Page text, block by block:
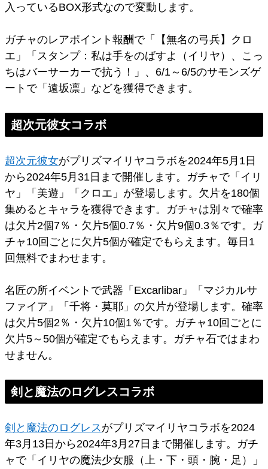
入っているBOX形式なので変動します。
ガチャのレアポイント報酬で「【無名の弓兵】クロ
エ」「スタンプ：私は手をのばすよ（イリヤ）、こっ
ちはバーサーカーで抗う！」、6/1～6/5のサモンズゲ
ートで「遠坂凛」などを獲得できます。
超次元彼女コラボ
超次元彼女がプリズマイリヤコラボを2024年5月1日
から2024年5月31日まで開催します。ガチャで「イリ
ヤ」「美遊」「クロエ」が登場します。欠片を180個
集めるとキャラを獲得できます。ガチャは別々で確率
は欠片2個7％・欠片5個0.7％・欠片9個0.3％です。ガ
チャ10回ごとに欠片5個が確定でもらえます。毎日1
回無料でまわせます。
名匠の所イベントで武器「Excarlibar」「マジカルサ
ファイア」「千将・莫耶」の欠片が登場します。確率
は欠片5個2％・欠片10個1％です。ガチャ10回ごとに
欠片5～50個が確定でもらえます。ガチャ石ではまわ
せません。
剣と魔法のログレスコラボ
剣と魔法のログレス がプリズマイリヤコラボを2024
年3月13日から2024年3月27日まで開催します。ガチ
ャで「イリヤの魔法少女服（上・下・頭・腕・足）」